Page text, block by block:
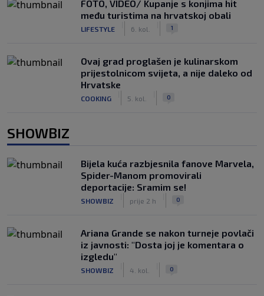
FOTO, VIDEO/ Kupanje s konjima hit
među turistima na hrvatskoj obali
LIFESTYLE 6. kol. 1
Ovaj grad proglašen je kulinarskom
prijestolnicom svijeta, a nije daleko od
Hrvatske
COOKING 5. kol. 0
SHOWBIZ
Bijela kuća razbjesnila fanove Marvela,
Spider-Manom promovirali
deportacije: Sramim se!
SHOWBIZ prije 2 h 0
Ariana Grande se nakon turneje povlači
iz javnosti: "Dosta joj je komentara o
izgledu"
SHOWBIZ 4. kol. 0